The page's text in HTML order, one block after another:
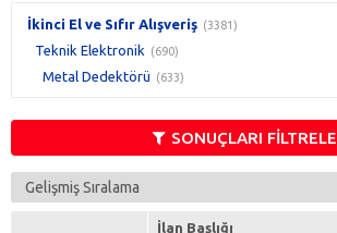
İkinci El ve Sıfır Alışveriş (3381)
Teknik Elektronik (690)
Metal Dedektörü (633)
SONUÇLARI FİLTRELE
İlan Başlığı